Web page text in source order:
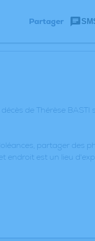
Partager
de Thérèse
partager des
endroit est un lieu